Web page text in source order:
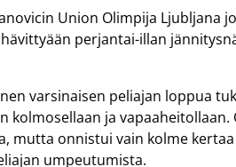
Union Olimpija Ljubljana
perjantai-illan
varsinaisen peliajan loppua
kolmosellaan ja
mutta onnistui vain kolme
umpeutumista.